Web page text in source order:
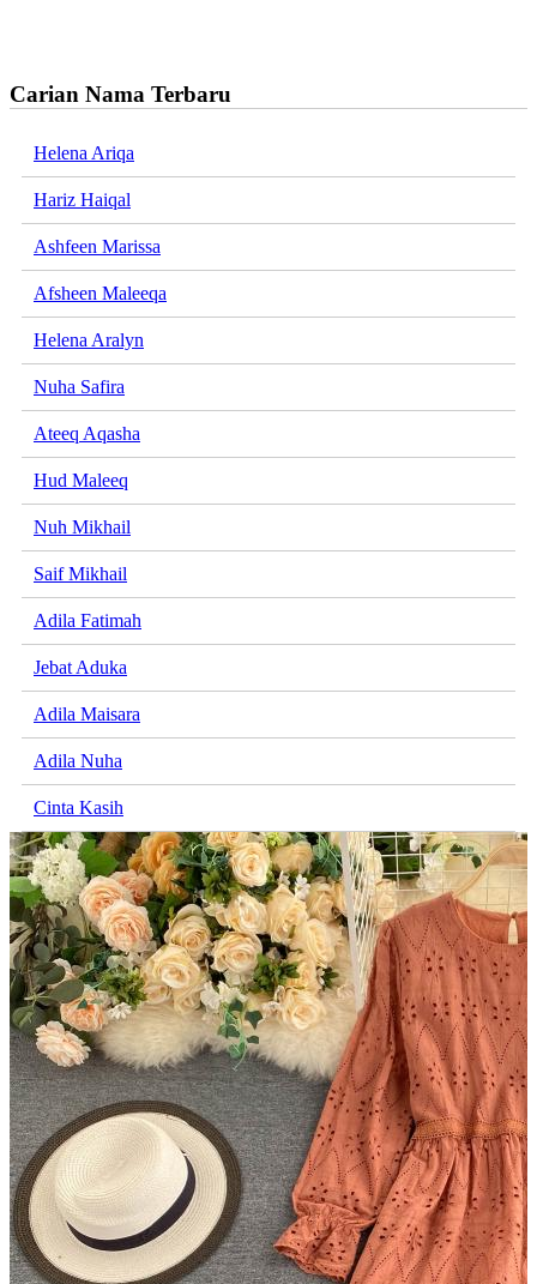
Carian Nama Terbaru
Helena Ariqa
Hariz Haiqal
Ashfeen Marissa
Afsheen Maleeqa
Helena Aralyn
Nuha Safira
Ateeq Aqasha
Hud Maleeq
Nuh Mikhail
Saif Mikhail
Adila Fatimah
Jebat Aduka
Adila Maisara
Adila Nuha
Cinta Kasih